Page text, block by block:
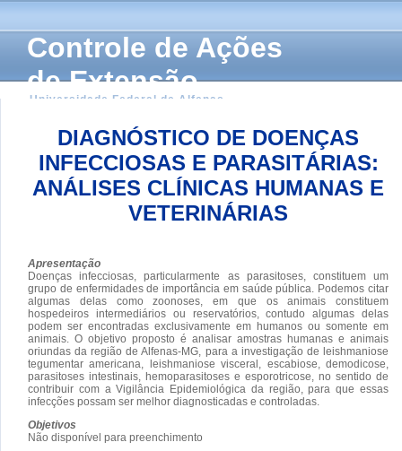
Controle de Ações
de Extensão
Universidade Federal de Alfenas
DIAGNÓSTICO DE DOENÇAS
INFECCIOSAS E PARASITÁRIAS:
ANÁLISES CLÍNICAS HUMANAS E
VETERINÁRIAS
Apresentação
Doenças infecciosas, particularmente as parasitoses, constituem um
grupo de enfermidades de importância em saúde pública. Podemos citar
algumas delas como zoonoses, em que os animais constituem
hospedeiros intermediários ou reservatórios, contudo algumas delas
podem ser encontradas exclusivamente em humanos ou somente em
animais. O objetivo proposto é analisar amostras humanas e animais
oriundas da região de Alfenas-MG, para a investigação de leishmaniose
tegumentar americana, leishmaniose visceral, escabiose, demodicose,
parasitoses intestinais, hemoparasitoses e esporotricose, no sentido de
contribuir com a Vigilância Epidemiológica da região, para que essas
infecções possam ser melhor diagnosticadas e controladas.
Objetivos
Não disponível para preenchimento